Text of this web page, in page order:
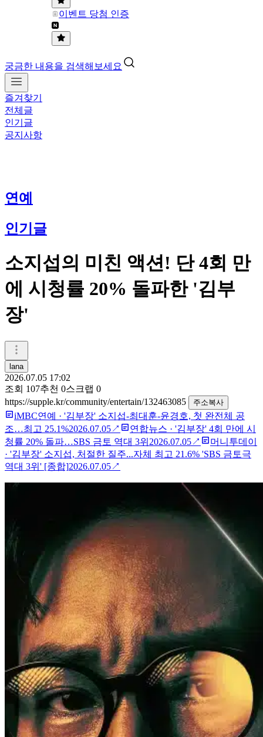
이벤트 당첨 인증
궁금한 내용을 검색해보세요
즐겨찾기
전체글
인기글
공지사항
연예
인기글
소지섭의 미친 액션! 단 4회 만
에 시청률 20% 돌파한 '김부
장'
lana
2026.07.05 17:02
조회 107추천 0스크랩 0
https://supple.kr/community/entertain/132463085
주소복사
iMBC연예 · '김부장' 소지섭-최대훈-윤경호, 첫 완전체 공
조…최고 25.1%2026.07.05↗ 연합뉴스 · '김부장' 4회 만에 시
청률 20% 돌파…SBS 금토 역대 3위 2026.07.05↗
머니투데이
· '김부장' 소지섭, 처절한 질주...자체 최고 21.6% 'SBS 금토극
역대 3위' [종합]2026.07.05↗